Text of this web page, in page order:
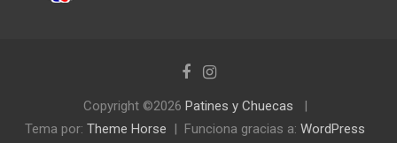
Copyright ©2026 Patines y Chuecas
Tema por: Theme Horse Funciona gracias a: WordPress